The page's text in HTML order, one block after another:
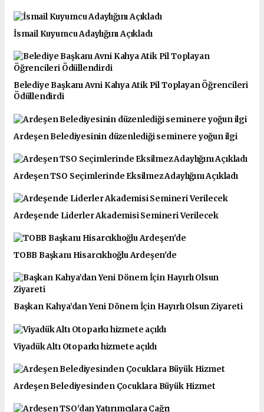
İsmail Kuyumcu Adaylığını Açıkladı
Belediye Başkanı Avni Kahya Atik Pil Toplayan Öğrencileri
Ödüllendirdi
Ardeşen Belediyesinin düzenlediği seminere yoğun ilgi
Ardeşen TSO Seçimlerinde Eksilmez Adaylığını Açıkladı
Ardeşende Liderler Akademisi Semineri Verilecek
TOBB Başkanı Hisarcıklıoğlu Ardeşen'de
Başkan Kahya’dan Yeni Dönem İçin Hayırlı Olsun Ziyareti
Viyadük Altı Otoparkı hizmete açıldı
Ardeşen Belediyesinden Çocuklara Büyük Hizmet